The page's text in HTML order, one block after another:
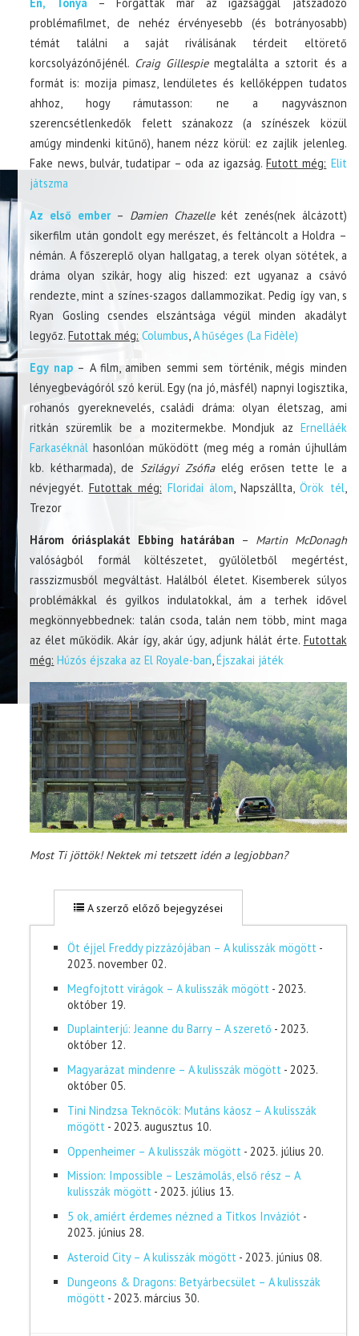
Én, Tonya– Forgattak már az igazsággal játszadozó
problémafilmet, de nehéz érvényesebb (és botrányosabb)
témát találni a saját riválisának térdeit eltörető
korcsolyázónőjénél. Craig Gillespiemegtalálta a sztorit és a
formát is: mozija pimasz, lendületes és kellőképpen tudatos
ahhoz, hogy rámutasson: ne a nagyvásznon
szerencsétlenkedők felett szánakozz (a színészek közül
amúgy mindenki kitűnő), hanem nézz körül: ez zajlik jelenleg.
Fake news, bulvár, tudatipar – oda az igazság.Futott még: Elit
játszma
Az első ember– Damien Chazellekét zenés(nek álcázott)
sikerfilm után gondolt egy merészet, és feltáncolt a Holdra –
némán. A főszereplő olyan hallgatag, a terek olyan sötétek, a
dráma olyan szikár, hogy alig hiszed: ezt ugyanaz a csávó
rendezte, mint a színes-szagos dallammozikat. Pedig így van, s
Ryan Gosling csendes elszántsága végül minden akadályt
legyőz.Futottak még: Columbus,A hűséges (La Fidèle)
Egy nap– A film, amiben semmi sem történik, mégis minden
lényegbevágóról szó kerül. Egy (na jó, másfél) napnyi logisztika,
rohanós gyereknevelés, családi dráma: olyan életszag, ami
ritkán szüremlik be a mozitermekbe. Mondjuk az Ernelláék
Farkaséknál hasonlóan működött (meg még a román újhullám
kb. kétharmada), de Szilágyi Zsófiaelég erősen tette le a
névjegyét. Futottak még: Floridai álom, Napszállta,Örök tél,
Trezor
Három óriásplakát Ebbing határában – Martin McDonagh
valóságból formál költészetet, gyűlöletből megértést,
rasszizmusból megváltást. Halálból életet. Kisemberek súlyos
problémákkal és gyilkos indulatokkal, ám a terhek idővel
megkönnyebbednek: talán csoda, talán nem több, mint maga
az élet működik. Akár így, akár úgy, adjunk hálát érte. Futottak
még: Húzós éjszaka az El Royale-ban,Éjszakai játék
Most Ti jöttök! Nektek mi tetszett idén a legjobban?
A szerző előző bejegyzései
Öt éjjel Freddy pizzázójában – A kulisszák mögött -
2023. november 02.
Megfojtott virágok – A kulisszák mögött - 2023.
október 19.
Duplainterjú: Jeanne du Barry – A szerető - 2023.
október 12.
Magyarázat mindenre – A kulisszák mögött - 2023.
október 05.
Tini Nindzsa Teknőcök: Mutáns káosz – A kulisszák
mögött - 2023. augusztus 10.
Oppenheimer – A kulisszák mögött - 2023. július 20.
Mission: Impossible – Leszámolás, első rész – A
kulisszák mögött - 2023. július 13.
5 ok, amiért érdemes nézned a Titkos Inváziót -
2023. június 28.
Asteroid City – A kulisszák mögött - 2023. június 08.
Dungeons & Dragons: Betyárbecsület – A kulisszák
mögött - 2023. március 30.